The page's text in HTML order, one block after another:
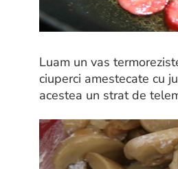
Luam un vas
ciuperci amestecate cu
acestea un strat de